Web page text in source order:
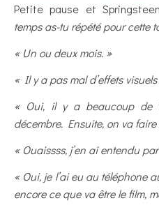
Petite pause et
temps as-tu répété pour cette
« Un ou deux mois. »
« Il y a pas mal d’effets
« Oui, il y a beaucoup de
décembre. Ensuite, on va
« Ouaissss, j’en ai entendu
« Oui, je l’ai eu au téléphone
encore ce que va être le film,